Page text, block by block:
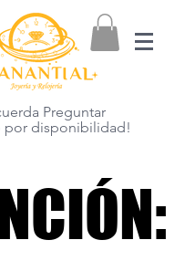
Preguntar
por disponibilidad!